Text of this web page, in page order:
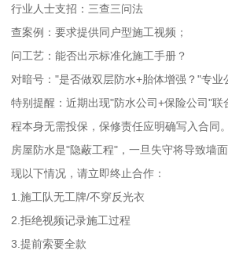
行业人士支招：三查三问法
查案例：要求提供同户型施工视频；
问工艺：能否出示标准化施工手册？
对暗号："是否做双层防水+胎体增强？"专业
特别提醒：近期出现"防水公司+保险公司"联
程本身无需投保，保修责任应明确写入合同。
房屋防水是"隐蔽工程" ，一旦失守将导致墙
现以下情况，请立即终止合作：
1.施工队无工牌/不穿反光衣
2.拒绝视频记录施工过程
3.提前索要全款